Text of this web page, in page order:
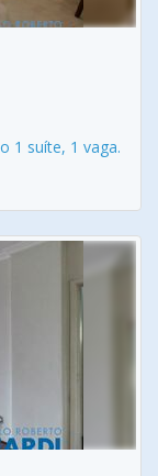
1 suíte, 1 vaga.